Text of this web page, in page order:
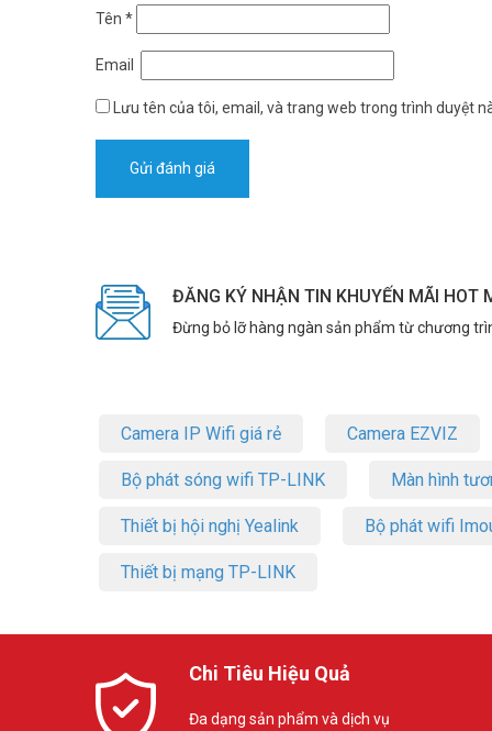
Tên *
Email
Lưu tên của tôi, email, và trang web trong trình duyệt
ĐĂNG KÝ NHẬN TIN KHUYẾN MÃI HOT
Đừng bỏ lỡ hàng ngàn sản phẩm từ chương
Camera IP Wifi giá rẻ Camera EZVIZ
Bộ phát sóng wifi TP-LINK Màn hình
Thiết bị hội nghị Yealink Bộ phát wifi
Thiết bị mạng TP-LINK
Chi Tiêu Hiệu Quả
Đa dạng sản phẩm và dịch vụ